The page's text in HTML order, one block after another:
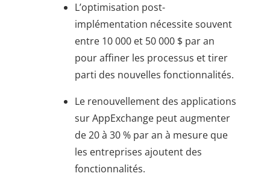
L’optimisation post-
implémentation nécessite souvent
entre 10 000 et 50 000 $ par an
pour affiner les processus et tirer
parti des nouvelles fonctionnalités.
Le renouvellement des applications
sur AppExchange peut augmenter
de 20 à 30 % par an à mesure que
les entreprises ajoutent des
fonctionnalités.